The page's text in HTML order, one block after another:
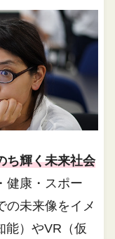
ち輝く未来社会
健康・スポー
の未来像をイメ
能）やVR（仮